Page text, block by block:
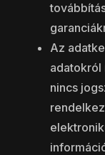
Az
adatokról
nincs